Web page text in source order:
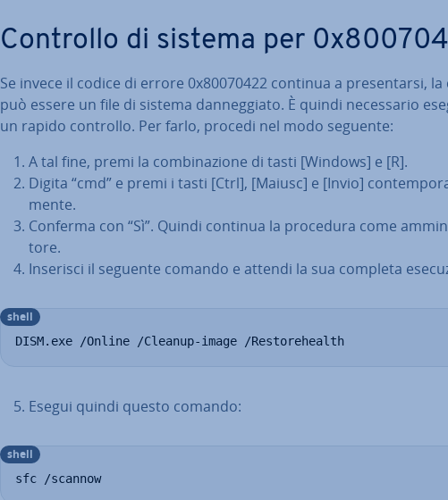
Controllo di sistema per
Se invece il codice di errore 0x80070422 continua a pre­sen­tar­si, la
può essere un file di sistema dan­neg­gia­to. È quindi ne­ces­sa­rio
un rapido controllo. Per farlo, procedi nel modo seguente:
A tal fine, premi la com­bi­na­zio­ne di tasti [Windows] e [R].
Digita “cmd” e premi i tasti [Ctrl], [Maiusc] e [Invio]
men­te.
Conferma con “Sì”. Quindi continua la procedura come
to­re.
Inserisci il seguente comando e attendi la sua completa
DISM.exe /Online /Cleanup-image /Restorehealth
shell
Esegui quindi questo comando:
sfc /scannow
shell